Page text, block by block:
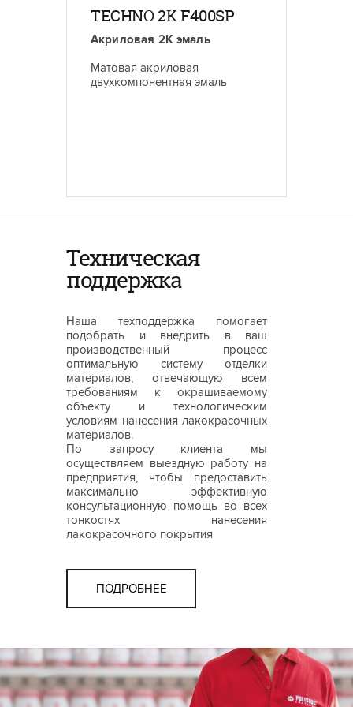
TECHNO 2K F400SP
Акриловая 2К эмаль
Матовая акриловая
двухкомпонентная эмаль
Техническая
поддержка
Наша техподдержка помогает
подобрать и внедрить в ваш
производственный процесс
оптимальную систему отделки
материалов, отвечающую всем
требованиям к окрашиваемому
объекту и технологическим
условиям нанесения лакокрасочных
материалов.
По запросу клиента мы
осуществляем выездную работу на
предприятия, чтобы предоставить
максимально эффективную
консультационную помощь во всех
тонкостях нанесения
лакокрасочного покрытия
ПОДРОБНЕЕ